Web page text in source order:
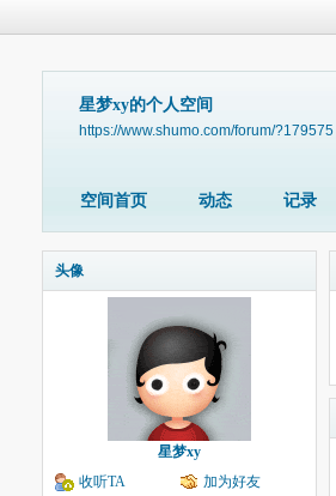
星梦xy的个人空间
https://www.shumo.com/forum/?179575
空间首页 动态 记录
头像
星梦xy
收听TA
加为好友